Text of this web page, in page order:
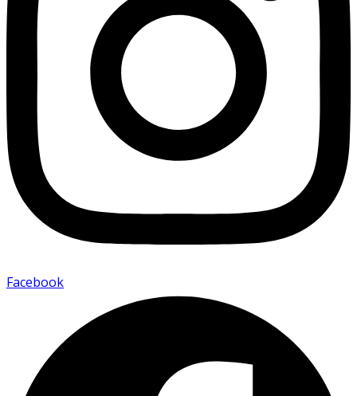
Facebook